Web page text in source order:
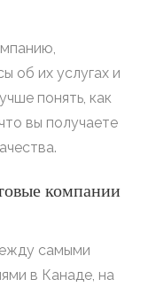
об их услугах и
понять, как
вы получаете
компании
самыми
в Канаде, на